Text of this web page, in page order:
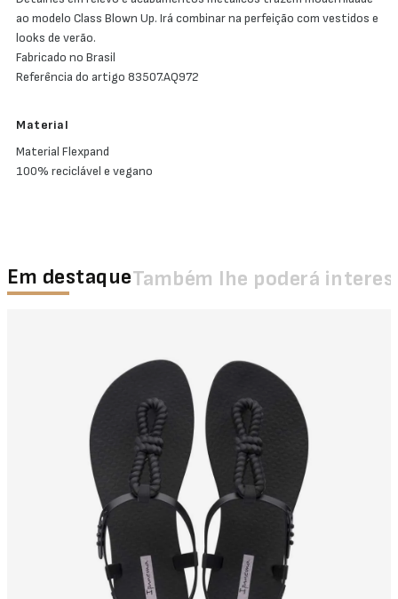
ao modelo Class Blown Up. Irá combinar na perfeição com vestidos e
looks de verão.
Fabricado no Brasil
Referência do artigo 83507.AQ972
Material
Material Flexpand
100% reciclável e vegano
Em destaqueTambém lhe poderá